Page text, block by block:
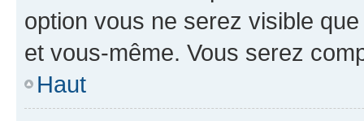
option vous ne serez visible
et vous-même. Vous serez
Haut